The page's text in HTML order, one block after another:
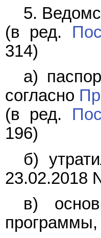
5.
(в ред.
314)
а)
согласно
(в ред.
196)
б)
23.02.2018
в)